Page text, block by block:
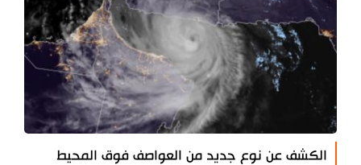
الكشف عن نوع جديد من العواصف فوق المحيط